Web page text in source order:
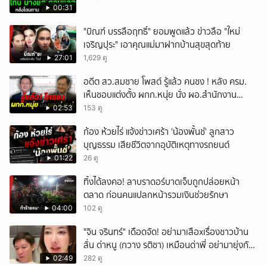
00:31
27:01
"บิณฑ์ บรรลือฤทธิ์" ยอมพูดแล้ว ข่าวลือ "ใหม่
เจริญปุระ" เอาคุณแม่มาฝากบ้านสุขสุดท้าย
1,629 ดู
02:53
อดีต สว.สมชาย โพสต์ รู้แล้ว คนชง ! หลัง ครม.
เห็นชอบแต่งตั้ง ผกก.หนุ่ย นั่ง ผอ.สำนักงาน
ป.ย.ป.
153 ดู
01:22
ก้อง ห้วยไร่ แจ้งข่าวเศร้า 'น้องพั้นช์' ลูกสาว
บุญธรรม เสียชีวิตจากอุบัติเหตุทางรถยนต์
26 ดู
04:00
ทิ้งได้ลงคอ! ลาบราดอร์บาดเจ็บถูกปล่อยหน้า
ตลาด ก่อนคนแปลกหน้ารวมเงินช่วยรักษา
102 ดู
02:49
ั่"จิน จรินทร์" เดือดจัด! อย่ามาเสือxเรื่องชาวบ้าน
ลั่น ด่าหนู (กวาง รติชา) เหมือนด่าพี่ อย่ามายุ่งกับ
คนของผม จบ!!!
282 ดู